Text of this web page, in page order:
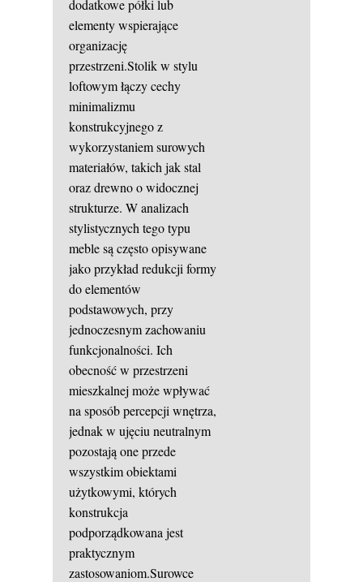
dodatkowe półki lub
elementy wspierające
organizację
przestrzeni.Stolik w stylu
loftowym łączy cechy
minimalizmu
konstrukcyjnego z
wykorzystaniem surowych
materiałów, takich jak stal
oraz drewno o widocznej
strukturze. W analizach
stylistycznych tego typu
meble są często opisywane
jako przykład redukcji formy
do elementów
podstawowych, przy
jednoczesnym zachowaniu
funkcjonalności. Ich
obecność w przestrzeni
mieszkalnej może wpływać
na sposób percepcji wnętrza,
jednak w ujęciu neutralnym
pozostają one przede
wszystkim obiektami
użytkowymi, których
konstrukcja
podporządkowana jest
praktycznym
zastosowaniom.Surowce